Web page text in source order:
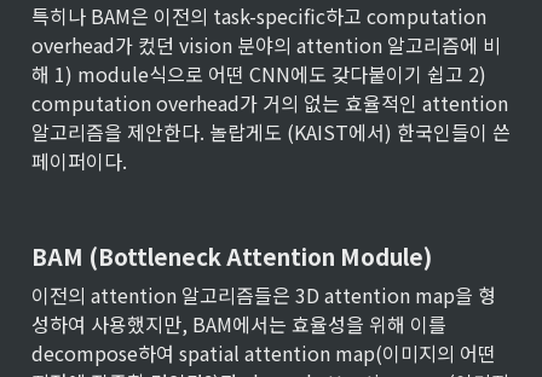
특히나 BAM은 이전의 task-specific하고 computation
overhead가 컸던 vision 분야의 attention 알고리즘에 비
해 1) module식으로 어떤 CNN에도 갖다붙이기 쉽고 2)
computation overhead가 거의 없는 효율적인 attention
알고리즘을 제안한다. 놀랍게도 (KAIST에서) 한국인들이 쓴
페이퍼이다.
BAM (Bottleneck Attention Module)
이전의 attention 알고리즘들은 3D attention map을 형
성하여 사용했지만, BAM에서는 효율성을 위해 이를
decompose하여 spatial attention map(이미지의 어떤